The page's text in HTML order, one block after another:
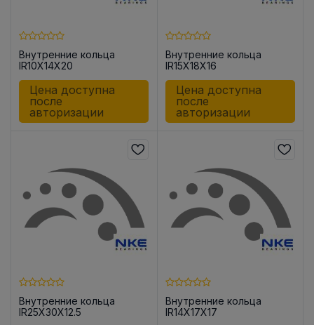
Внутренние кольца
IR10X14X20
Цена доступна
после
авторизации
Внутренние кольца
IR15X18X16
Цена доступна
после
авторизации
Внутренние кольца
IR25X30X12.5
Внутренние кольца
IR14X17X17